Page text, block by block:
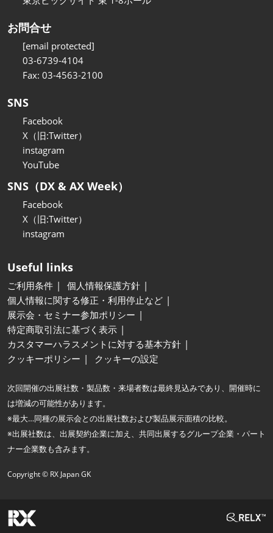
お問合せ
[email protected]
03-6739-4104
Fax: 03-4563-2100
SNS
Facebook
X（旧:Twitter）
instagram
YouTube
SNS（DX & AX Week）
Facebook
X（旧:Twitter）
instagram
Useful links
ご利用条件
個人情報保護方針
個人情報に関する修正・利用停止など
展示会・セミナー参加ポリシー
特定商取引法に基づく表示
カスタマーハラスメントに対する基本方針
クッキーポリシー
クッキーの設定
次回開催の出展社数・製品数・来場者数は最終見込みであり、開催時に
は増減の可能性があります。
※最大…同種の展示会との出展社数および製品展示面積の比較。
※出展社数は、出展契約企業に加え、共同出展するグループ企業・パート
ナー企業数も含みます。
Copyright © RX Japan GK